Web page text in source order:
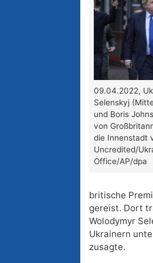
09.04.2022,
Selenskyj
und Boris
von
die Innenstadt
Uncredited/
Office/AP/dpa
britische
gereist. Dort
Wolodymyr
Ukrainern
zusagte.